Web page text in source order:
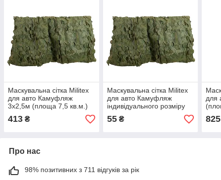
Маскувальна сітка Militex
для авто Камуфляж
3х2,5м (площа 7,5 кв.м.)
413 ₴
Маскувальна сітка Militex
для авто Камуфляж
індивідуального розміру
(50 грн за 1 кв.м.)
55₴
для
825
Про нас
98% позитивних з 711 відгуків за рік